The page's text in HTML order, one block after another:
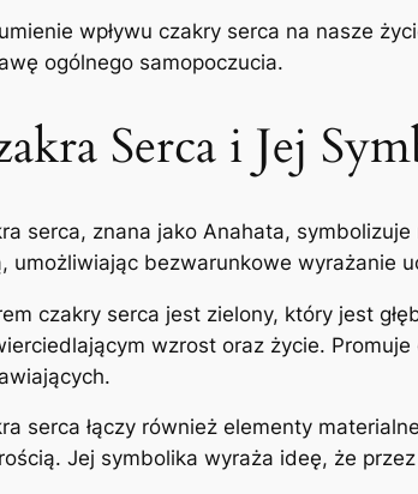
wpływu czakry serca na nasze
ogólnego samopoczucia.
Serca i Jej
serca, znana jako Anahata,
umożliwiając bezwarunkowe wyrażanie
czakry serca jest zielony, który jest
wzrost oraz życie.
serca łączy również elementy
Jej symbolika wyraża ideę, że